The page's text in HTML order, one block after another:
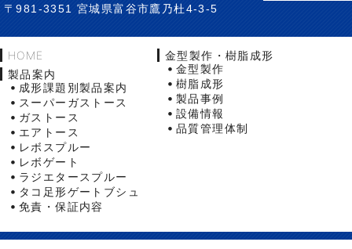
〒981-3351 宮城県富谷市鷹乃杜4-3-5
HOME
製品案内
成形課題別製品案内
スーパーガストース
ガストース
エアトース
レボスプルー
レボゲート
ラジエタースプルー
タコ足形ゲートブシュ
免責・保証内容
金型製作・樹脂成形
金型製作
樹脂成形
製品事例
設備情報
品質管理体制